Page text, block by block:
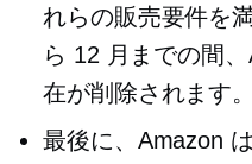
れらの販売要件を
ら 12 月までの間
在が削除されます。
最後に、Amazon